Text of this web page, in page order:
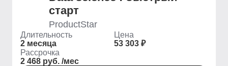
старт
ProductStar
Длительность
2 месяца
Цена
53 303 ₽
Рассрочка
2 468 руб. /мес